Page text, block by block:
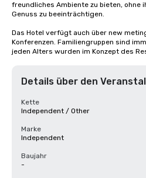
freundliches Ambiente zu bieten, ohne
Genuss zu beeinträchtigen.
Das Hotel verfügt auch über new
Konferenzen. Familiengruppen sind
jeden Alters wurden im Konzept des
Details über den
Kette
Independent / Other
Marke
Independent
Baujahr
-